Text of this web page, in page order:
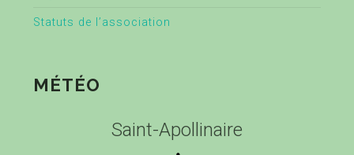
Statuts de l’association
MÉTÉO
Saint-Apollinaire